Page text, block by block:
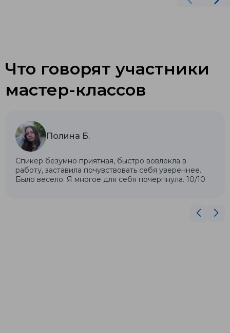
Что говорят участники
мастер-классов
Полина Б.
Спикер безумно приятная, быстро вовлекла в
работу, заставила почувствовать себя увереннее.
Было весело. Я многое для себя почерпнула. 10/10